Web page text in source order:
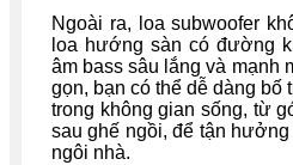
Ngoài ra, loa subwoofer
loa hướng sàn có đường
âm bass sâu lắng và mạnh
gọn, bạn có thể dễ dàng bố
trong không gian sống, từ
sau ghế ngồi, để tận
ngôi nhà.